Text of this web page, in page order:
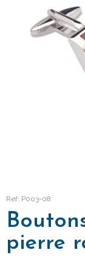
Ref: P003-08
pierre